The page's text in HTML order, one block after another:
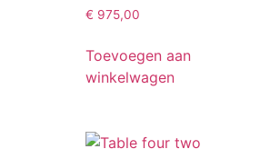
€ 975,00
Toevoegen aan
winkelwagen